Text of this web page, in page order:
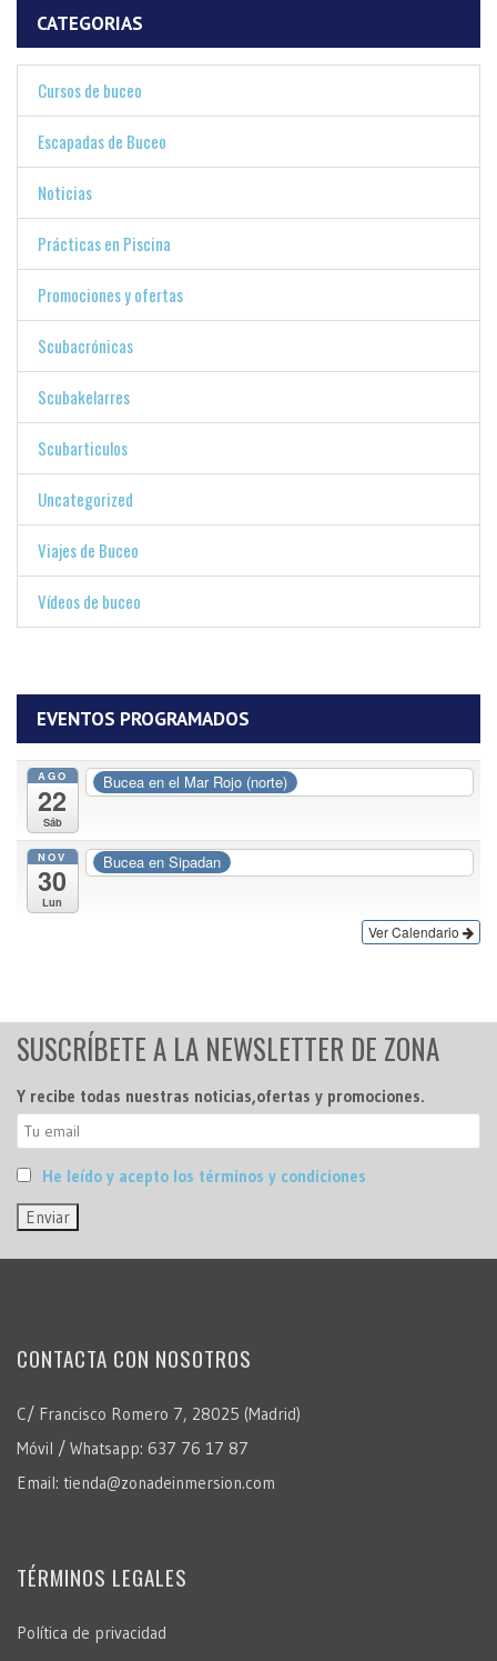
CATEGORIAS
Cursos de buceo
Escapadas de Buceo
Noticias
Prácticas en Piscina
Promociones y ofertas
Scubacrónicas
Scubakelarres
Scubarticulos
Uncategorized
Viajes de Buceo
Vídeos de buceo
EVENTOS PROGRAMADOS
AGO
22
Sáb
Bucea en el Mar Rojo (norte)
NOV
30
Lun
Bucea en Sipadan
Ver Calendario
SUSCRÍBETE A LA NEWSLETTER DE ZONA
Y recibe todas nuestras noticias,ofertas y promociones.
He leído y acepto los términos y condiciones
CONTACTA CON NOSOTROS
C/ Francisco Romero 7, 28025 (Madrid)
Móvil / Whatsapp: 637 76 17 87
Email: tienda@zonadeinmersion.com
TÉRMINOS LEGALES
Política de privacidad